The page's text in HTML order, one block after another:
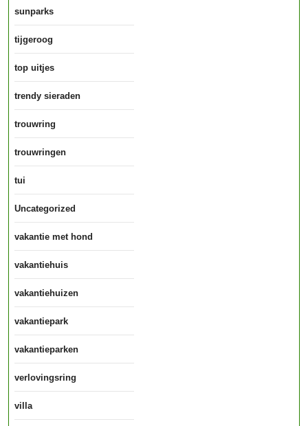
sunparks
tijgeroog
top uitjes
trendy sieraden
trouwring
trouwringen
tui
Uncategorized
vakantie met hond
vakantiehuis
vakantiehuizen
vakantiepark
vakantieparken
verlovingsring
villa